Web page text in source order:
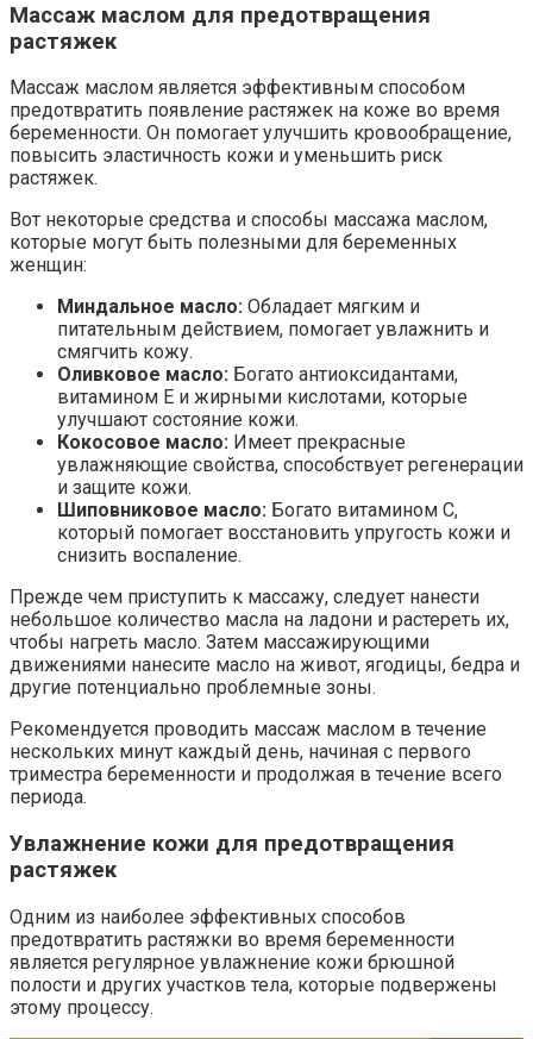
Массаж маслом для предотвращения
растяжек
Массаж маслом является эффективным способом
предотвратить появление растяжек на коже во время
беременности. Он помогает улучшить кровообращение,
повысить эластичность кожи и уменьшить риск
растяжек.
Вот некоторые средства и способы массажа маслом,
которые могут быть полезными для беременных
женщин:
Миндальное масло: Обладает мягким и
питательным действием, помогает увлажнить и
смягчить кожу.
Оливковое масло: Богато антиоксидантами,
витамином Е и жирными кислотами, которые
улучшают состояние кожи.
Кокосовое масло: Имеет прекрасные
увлажняющие свойства, способствует регенерации
и защите кожи.
Шиповниковое масло: Богато витамином С,
который помогает восстановить упругость кожи и
снизить воспаление.
Прежде чем приступить к массажу, следует нанести
небольшое количество масла на ладони и растереть их,
чтобы нагреть масло. Затем массажирующими
движениями нанесите масло на живот, ягодицы, бедра и
другие потенциально проблемные зоны.
Рекомендуется проводить массаж маслом в течение
нескольких минут каждый день, начиная с первого
триместра беременности и продолжая в течение всего
периода.
Увлажнение кожи для предотвращения
растяжек
Одним из наиболее эффективных способов
предотвратить растяжки во время беременности
является регулярное увлажнение кожи брюшной
полости и других участков тела, которые подвержены
этому процессу.